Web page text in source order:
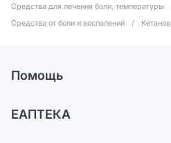
Средства для лечения боли, температуры
Средства от боли и воспалений
/ Кетанов
Помощь
Самовывоз из аптек
ЕАПТЕКА